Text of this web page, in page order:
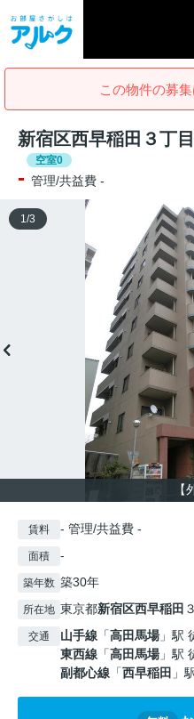
この物件の募集
新宿区西早稲田３丁
空室0
- 管理/共益費 -
【
1 /3
賃料 - 管理/共益費 -
面積 -
築年数 築30年
所在地 東京都新宿区西早稲田
交通 山手線 「高田馬場」駅
東西線 「高田馬場」駅
副都心線 「西早稲田 」